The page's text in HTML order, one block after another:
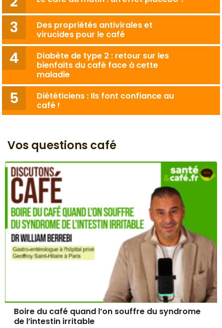
Des propriétés antivirales et
virucides pour le café
Diabète de type 2 : retour sur les
bienfaits du café face à cette
maladie
Diététiciens : Ils font confiance au
café !
Vos questions café
Boire du café quand l’on souffre du syndrome
de l’intestin irritable